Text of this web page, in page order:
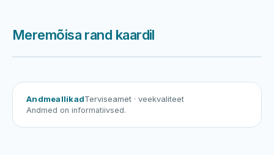
Meremõisa rand kaardil
AndmeallikadTerviseamet · veekvaliteet
Andmed on informatiivsed.